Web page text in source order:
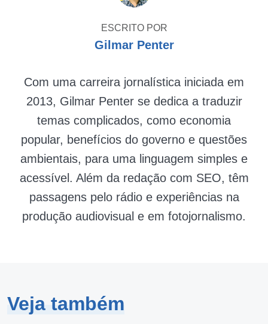
ESCRITO POR
Gilmar Penter
Com uma carreira jornalística iniciada em
2013, Gilmar Penter se dedica a traduzir
temas complicados, como economia
popular, benefícios do governo e questões
ambientais, para uma linguagem simples e
acessível. Além da redação com SEO, têm
passagens pelo rádio e experiências na
produção audiovisual e em fotojornalismo.
Veja também